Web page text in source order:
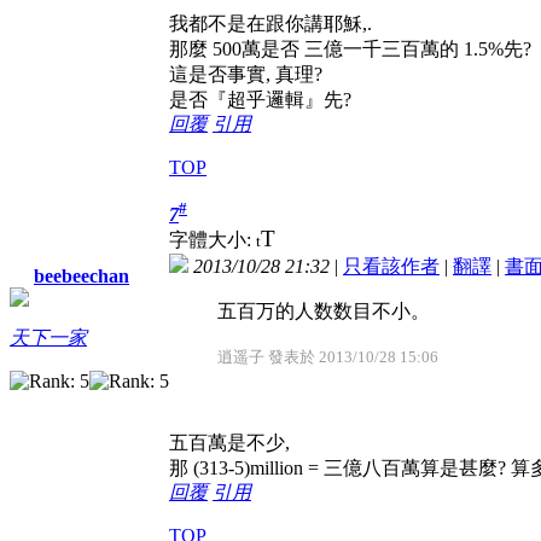
我都不是在跟你講耶穌,.
那麼 500萬是否 三億一千三百萬的 1.5%先?
這是否事實, 真理?
是否『超乎邏輯』先?
回覆 引用
TOP
beebeechan
天下一家
7#
字體大小: tT
2013/10/28 21:32 | 只看該作者 | 翻譯 | 書
五百万的人数数目不小。
逍遥子 發表於 2013/10/28 15:06
五百萬是不少,
那 (313-5)million = 三億八百萬算是甚麼? 算
回覆 引用
TOP